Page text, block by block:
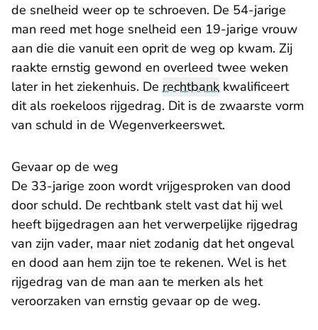
de snelheid weer op te schroeven. De 54-jarige
man reed met hoge snelheid een 19-jarige vrouw
aan die die vanuit een oprit de weg op kwam. Zij
raakte ernstig gewond en overleed twee weken
later in het ziekenhuis. De rechtbank kwalificeert
dit als roekeloos rijgedrag. Dit is de zwaarste vorm
van schuld in de Wegenverkeerswet.
Gevaar op de weg
De 33-jarige zoon wordt vrijgesproken van dood
door schuld. De rechtbank stelt vast dat hij wel
heeft bijgedragen aan het verwerpelijke rijgedrag
van zijn vader, maar niet zodanig dat het ongeval
en dood aan hem zijn toe te rekenen. Wel is het
rijgedrag van de man aan te merken als het
veroorzaken van ernstig gevaar op de weg.